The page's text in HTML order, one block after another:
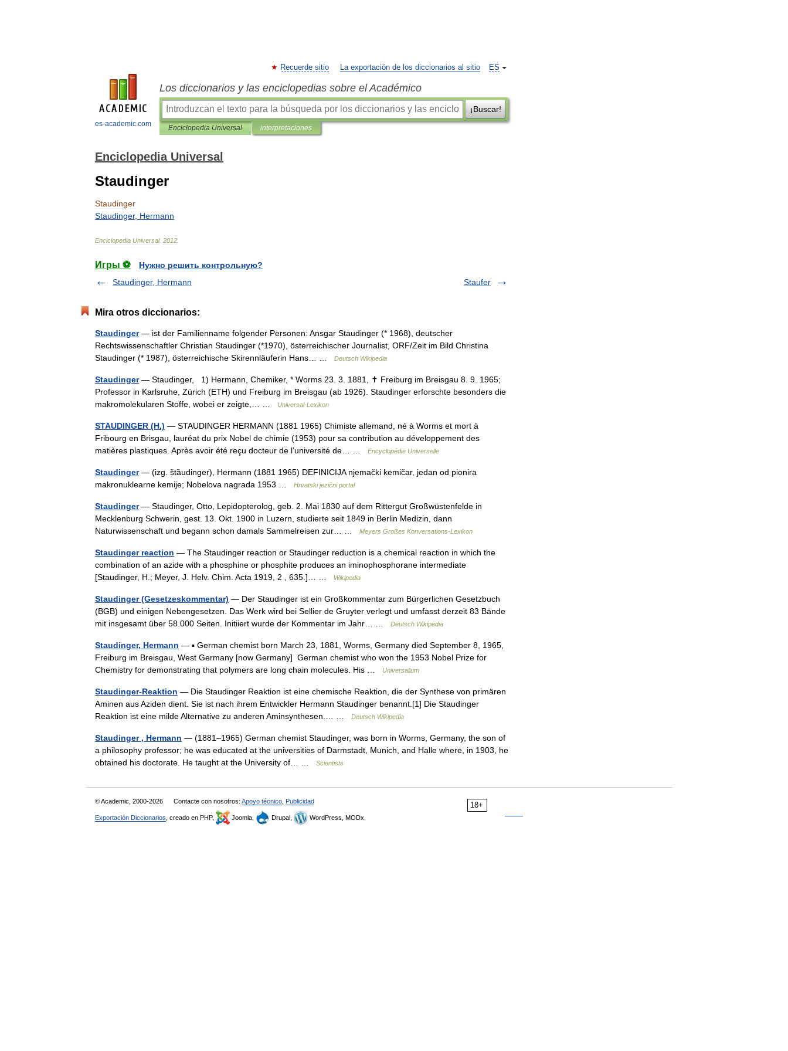
es-academic.com
ES
Recuerde sitio La exportación de los diccionarios al sitio
Los diccionarios y las enciclopedias sobre el Académico
¡Buscar!
Enciclopedia Universal interpretaciones
Enciclopedia Universal
Staudinger
Staudinger
Staudinger, Hermann
Enciclopedia Universal. 2012
Игры ⚽
Нужно решить контрольную?
Staudinger, Hermann
Staufer
Mira otros diccionarios:
Staudinger— ist der Familienname folgender Personen: Ansgar Staudinger (* 1968), deutscher
Rechtswissenschaftler Christian Staudinger (*1970), österreichischer Journalist, ORF/Zeit im Bild Christina
Staudinger (* 1987), österreichische Skirennläuferin Hans… …
Deutsch Wikipedia
Staudinger— Staudinger, 1) Hermann, Chemiker, * Worms 23. 3. 1881, ✝ Freiburg im Breisgau 8. 9. 1965;
Professor in Karlsruhe, Zürich (ETH) und Freiburg im Breisgau (ab 1926). Staudinger erforschte besonders die
makromolekularen Stoffe, wobei er zeigte,… …
Universal-Lexikon
STAUDINGER (H.) — STAUDINGER HERMANN (1881 1965) Chimiste allemand, né à Worms et mort à
Fribourg en Brisgau, lauréat du prix Nobel de chimie (1953) pour sa contribution au développement des
matières plastiques. Après avoir été reçu docteur de l’université de… …
Encyclopédie Universelle
Staudinger— (izg. štȁudinger), Hermann (1881 1965) DEFINICIJA njemački kemičar, jedan od pionira
makronuklearne kemije; Nobelova nagrada 1953 …
Hrvatski jezični portal
Staudinger— Staudinger, Otto, Lepidopterolog, geb. 2. Mai 1830 auf dem Rittergut Großwüstenfelde in
Mecklenburg Schwerin, gest. 13. Okt. 1900 in Luzern, studierte seit 1849 in Berlin Medizin, dann
Naturwissenschaft und begann schon damals Sammelreisen zur… …
Meyers Großes Konversations-Lexikon
Staudinger reaction — The Staudinger reaction or Staudinger reduction is a chemical reaction in which the
combination of an azide with a phosphine or phosphite produces an iminophosphorane intermediate
[Staudinger, H.; Meyer, J. Helv. Chim. Acta 1919, 2 , 635.]… …
Wikipedia
Staudinger (Gesetzeskommentar) — Der Staudinger ist ein Großkommentar zum Bürgerlichen Gesetzbuch
(BGB) und einigen Nebengesetzen. Das Werk wird bei Sellier de Gruyter verlegt und umfasst derzeit 83 Bände
mit insgesamt über 58.000 Seiten. Initiiert wurde der Kommentar im Jahr… …
Deutsch Wikipedia
Staudinger, Hermann — ▪ German chemist born March 23, 1881, Worms, Germany died September 8, 1965,
Freiburg im Breisgau, West Germany [now Germany] German chemist who won the 1953 Nobel Prize for
Chemistry for demonstrating that polymers are long chain molecules. His …
Universalium
Staudinger-Reaktion — Die Staudinger Reaktion ist eine chemische Reaktion, die der Synthese von primären
Aminen aus Aziden dient. Sie ist nach ihrem Entwickler Hermann Staudinger benannt.[1] Die Staudinger
Reaktion ist eine milde Alternative zu anderen Aminsynthesen.… …
Deutsch Wikipedia
Staudinger , Hermann — (1881–1965) German chemist Staudinger, was born in Worms, Germany, the son of
a philosophy professor; he was educated at the universities of Darmstadt, Munich, and Halle where, in 1903, he
obtained his doctorate. He taught at the University of… …
Scientists
18+
© Academic, 2000-2026 Contacte con nosotros: Apoyo técnico Publicidad
Exportación Diccionarios , creado en PHP, Joomla, Drupal, WordPress, MODx.